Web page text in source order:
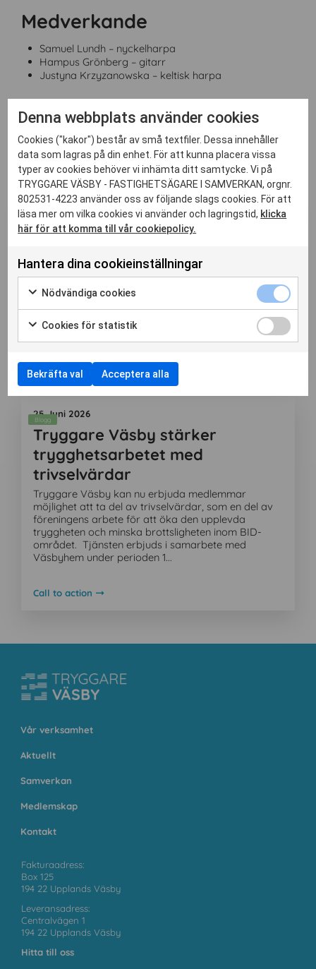
L
a
o
m
P
F
Medverkande
Samuel Lundh – nyckelharpa
Hampus Grönberg – gitarr
Justyna Krzyzanowska – keltisk harpa
Relaterade nyheter
Blogg
03 Juli 2026
Vi vårdar kabelskåpskonsten –
hållbar förvaltning i praktiken
I sommar har Tryggare Väsby valt att fokusera på
att ta hand om kabelskåpsmålningarna som redan
finns - istället för att skapa nya. Det är ett medvetet
vägval: hållbar platsutveckling handlar också om
skötsel, kvalitet och långsiktighet. Där folien sl...
Call to action
Aktuellt
Blogg
25 Juni 2026
Tryggare Väsby stärker
trygghetsarbetet med
trivselvärdar
Tryggare Väsby kan nu erbjuda medlemmar
möjlighet att ta del av trivselvärdar, som en del av
föreningens arbete för att öka den upplevda
tryggheten och minska brottsligheten inom BID-
området. Tjänsten erbjuds i samarbete med
Väsbyhem under perioden 1...
Call to action
Vår verksamhet
Aktuellt
Samverkan
Medlemskap
Kontakt
Fakturaadress:
Box 125
194 22 Upplands Väsby
Leveransadress:
Centralvägen 1
194 22 Upplands Väsby
Hitta till oss
Denna webbplats använder cookies
Cookies ("kakor") består av små textfiler. Dessa innehåller
data som lagras på din enhet. För att kunna placera vissa
typer av cookies behöver vi inhämta ditt samtycke. Vi på
TRYGGARE VÄSBY - FASTIGHETSÄGARE I SAMVERKAN, orgnr.
802531-4223 använder oss av följande slags cookies. För att
läsa mer om vilka cookies vi använder och lagringstid, klicka
här för att komma till vår cookiepolicy.
Hantera dina cookieinställningar
Nödvändiga cookies
Cookies för statistik
Bekräfta val Acceptera alla